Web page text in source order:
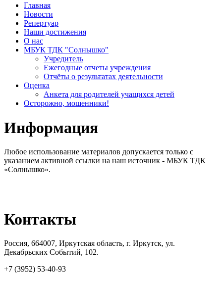
Главная
Новости
Репертуар
Наши достижения
О нас
МБУК ТДК "Солнышко"
Учредитель
Ежегодные отчеты учреждения
Отчёты о результатах деятельности
Оценка
Анкета для родителей учащихся детей
Осторожно, мошенники!
Информация
Любое использование материалов допускается только с
указанием активной ссылки на наш источник - МБУК ТДК
«Солнышко».
Контакты
Россия, 664007, Иркутская область, г. Иркутск, ул.
Декабрьских Событий, 102.
+7 (3952) 53-40-93